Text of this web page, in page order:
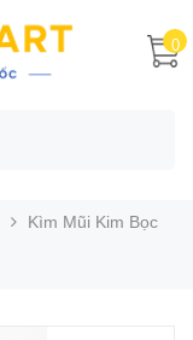
0
Kìm Mũi Kim Bọc